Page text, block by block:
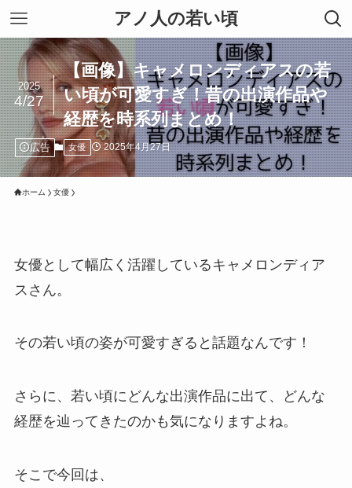
アノ人の若い頃
【画像】キャメロンディアスの若
い頃が可愛すぎ！昔の出演作品や
経歴を時系列まとめ！
2025
4/27
広告 女優 2025年4月27日
ホーム 女優
女優として幅広く活躍しているキャメロンディア
スさん。
その若い頃の姿が可愛すぎると話題なんです！
さらに、若い頃にどんな出演作品に出て、どんな
経歴を辿ってきたのかも気になりますよね。
そこで今回は、